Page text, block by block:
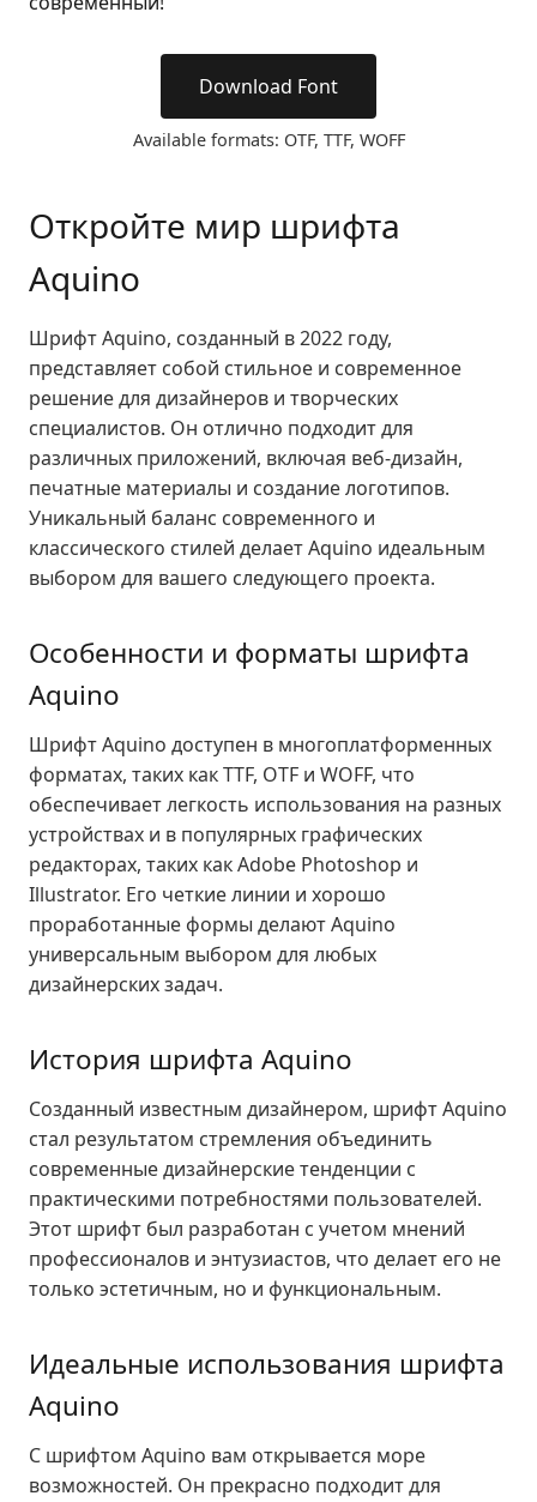
Download Font
Available formats: OTF, TTF, WOFF
Откройте мир шрифта
Aquino
Шрифт Aquino, созданный в 2022 году,
представляет собой стильное и современное
решение для дизайнеров и творческих
специалистов. Он отлично подходит для
различных приложений, включая веб-дизайн,
печатные материалы и создание логотипов.
Уникальный баланс современного и
классического стилей делает Aquino идеальным
выбором для вашего следующего проекта.
Особенности и форматы шрифта
Aquino
Шрифт Aquino доступен в многоплатформенных
форматах, таких как TTF, OTF и WOFF, что
обеспечивает легкость использования на разных
устройствах и в популярных графических
редакторах, таких как Adobe Photoshop и
Illustrator. Его четкие линии и хорошо
проработанные формы делают Aquino
универсальным выбором для любых
дизайнерских задач.
История шрифта Aquino
Созданный известным дизайнером, шрифт Aquino
стал результатом стремления объединить
современные дизайнерские тенденции с
практическими потребностями пользователей.
Этот шрифт был разработан с учетом мнений
профессионалов и энтузиастов, что делает его не
только эстетичным, но и функциональным.
Идеальные использования шрифта
Aquino
С шрифтом Aquino вам открывается море
возможностей. Он прекрасно подходит для